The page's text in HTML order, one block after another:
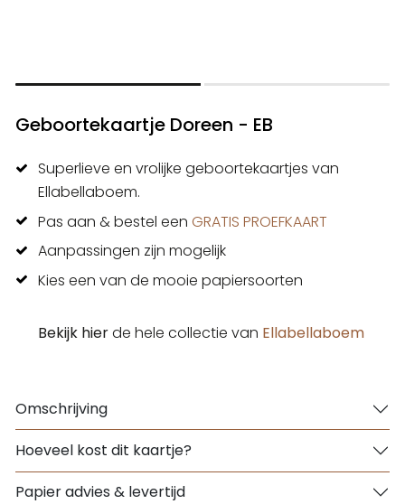
Geboortekaartje Doreen - EB
Superlieve en vrolijke geboortekaartjes van
Ellabellaboem.
Pas aan & bestel een GRATIS PROEFKAART
Aanpassingen zijn mogelijk
Kies een van de mooie papiersoorten
Bekijk hierde hele collectie van Ellabellaboem
Omschrijving
Hoeveel kost dit kaartje?
Papier advies & levertijd